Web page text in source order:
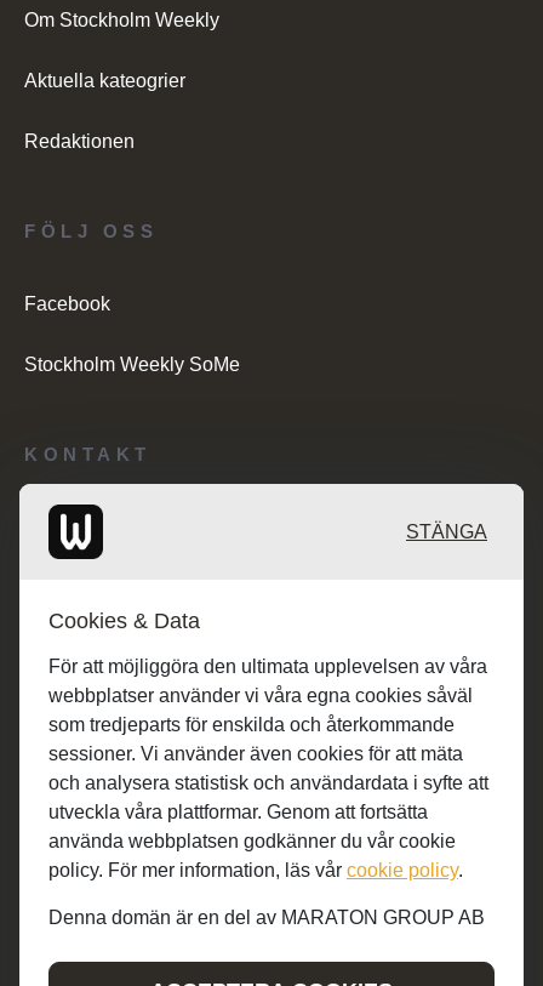
Om Stockholm Weekly
Aktuella kateogrier
Redaktionen
KONTAKT
Redaktionen: desk@maratongroup.com
FÖLJ OSS
Facebook
Stockholm Weekly SoMe
STÄNGA
Cookies & Data
För att möjliggöra den ultimata upplevelsen av våra
webbplatser använder vi våra egna cookies såväl
som tredjeparts för enskilda och återkommande
sessioner. Vi använder även cookies för att mäta
och analysera statistisk och användardata i syfte att
utveckla våra plattformar. Genom att fortsätta
använda webbplatsen godkänner du vår cookie
policy. För mer information, läs vår cookie policy.
Denna domän är en del av MARATON GROUP AB